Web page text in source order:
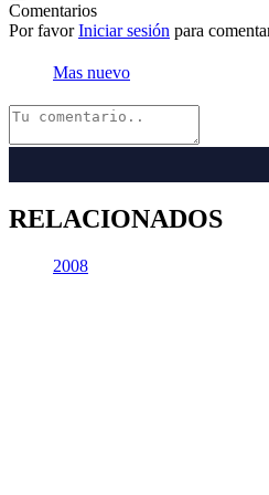
Comentarios
Por favorIniciar sesión para
Mas nuevo
RELACIONADOS
2008